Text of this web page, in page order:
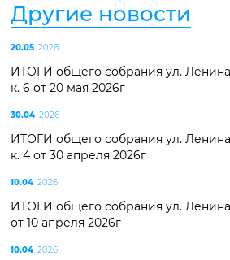
Другие новости
20.05 2026
ИТОГИ общего собрания ул.
к. 6 от 20 мая 2026г
30.04 2026
ИТОГИ общего собрания ул.
к. 4 от 30 апреля 2026г
10.04 2026
ИТОГИ общего собрания ул.
от 10 апреля 2026г
10.04 2026